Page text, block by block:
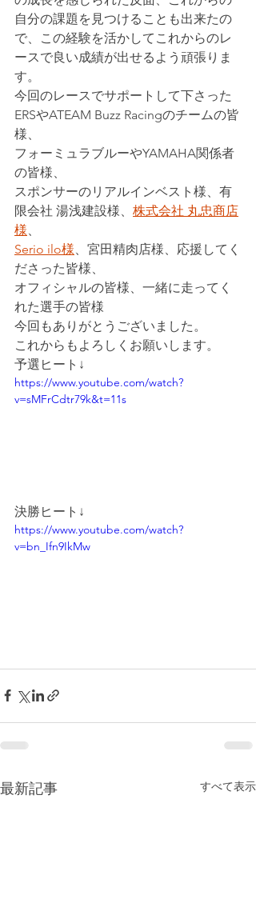
自分の課題を見つけることも出来たの
で、この経験を活かしてこれからのレ
ースで良い成績が出せるよう頑張りま
す。
今回のレースでサポートして下さった
ERSやATEAM Buzz Racingのチームの皆
様、
フォーミュラブルーやYAMAHA関係者
の皆様、
スポンサーのリアルインベスト様、有
限会社 湯浅建設様、 株式会社 丸忠商店
様、
Serio ilo様、宮田精肉店様、応援してく
ださった皆様、
オフィシャルの皆様、一緒に走ってく
れた選手の皆様
今回もありがとうございました。
これからもよろしくお願いします。
予選ヒート↓
https://www.youtube.com/watch?
v=sMFrCdtr79k&t=11s
決勝ヒート↓
https://www.youtube.com/watch?
v=bn_Ifn9IkMw
最新記事 すべて表示